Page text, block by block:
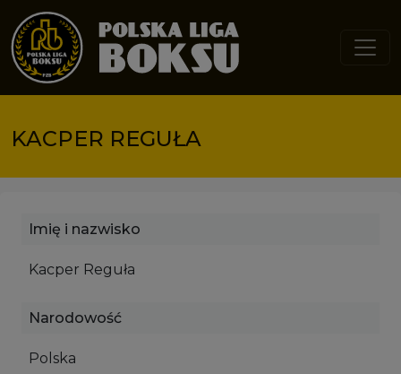
Przejdź do treści
KACPER REGUŁA
Imię i nazwisko
Kacper Reguła
Narodowość
Polska